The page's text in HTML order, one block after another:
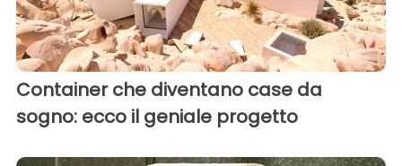
Container che diventano case da
sogno: ecco il geniale progetto